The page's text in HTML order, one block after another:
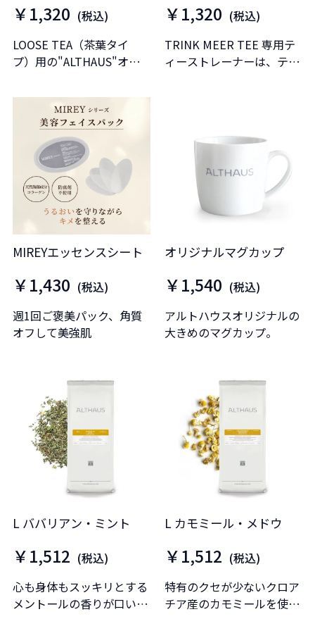
￥1,320 (税込)
LOOSE TEA（茶葉タイ
プ）用の"ALTHAUS"オリ
￥1,320 (税込)
TRINK MEER TEE 専用テ
ィーストレーナーは、ティ
MIREYエッセンスシート
￥1,430 (税込)
週1回ご褒美パック、角質
オフして美強肌
オリジナルマグカップ
￥1,540 (税込)
アルトハウスオリジナルの
大きめのマグカップ。
L ババリアン・ミント
￥1,512 (税込)
心も身体もスッキリとする
メントールの香りが口いっ
L カモミール・メドウ
￥1,512 (税込)
特有のクセが少ないクロア
チア産のカモミールを使